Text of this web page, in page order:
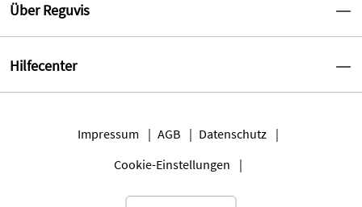
Über Reguvis
Hilfecenter
Impressum AGB
Datenschutz
Cookie-Einstellungen